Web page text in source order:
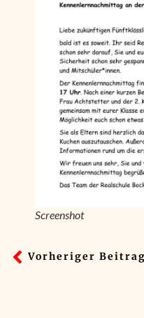
Screenshot
Vorheriger Beitrag